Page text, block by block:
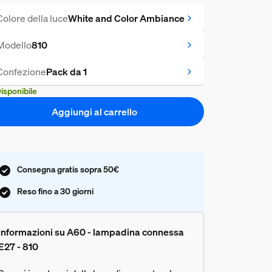
della luceWhite and Color Ambiance
810
Pack da 1
Aggiungi al carrello
Consegna gratis sopra 50€
Reso fino a 30 giorni
su A60 - lampadina connessa
- 810